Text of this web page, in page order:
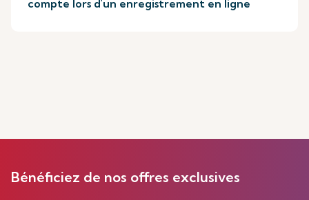
compte lors d'un enregistrement en ligne
Bénéficiez de nos offres exclusives